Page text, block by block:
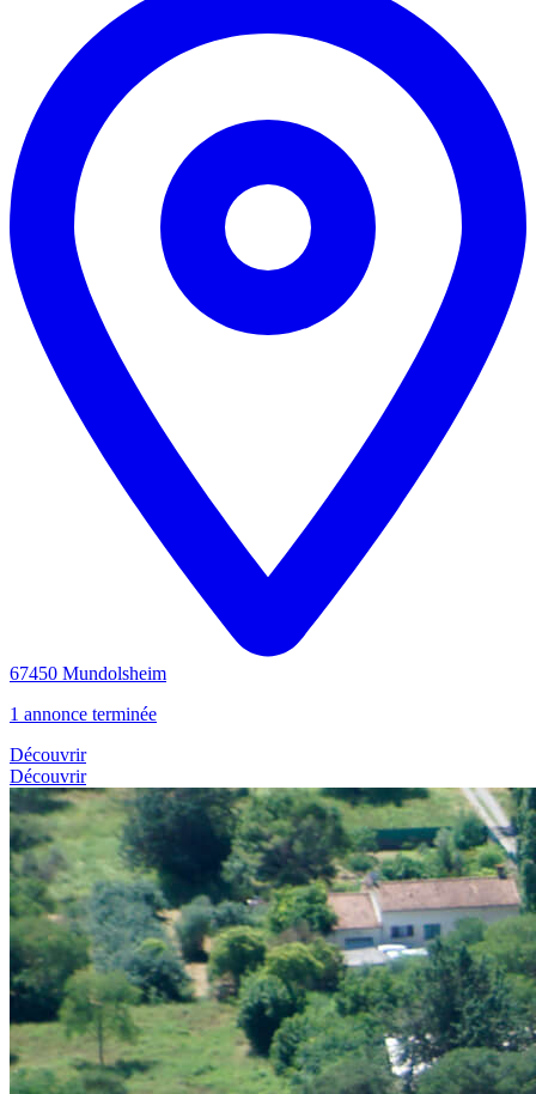
67450 Mundolsheim
1 annonce terminée
Découvrir
Découvrir